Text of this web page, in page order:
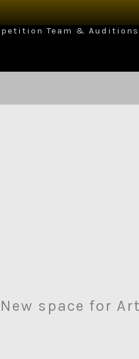
Team & Auditions
space for Art